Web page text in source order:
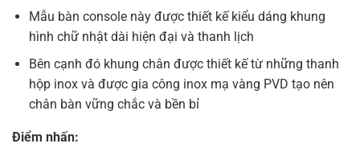
Mẫu bàn console này được thiết kế kiểu dáng khung
hình chữ nhật dài hiện đại và thanh lịch
Bên cạnh đó khung chân được thiết kế từ những thanh
hộp inox và được gia công inox mạ vàng PVD tạo nên
chân bàn vững chắc và bền bỉ
Điểm nhấn: